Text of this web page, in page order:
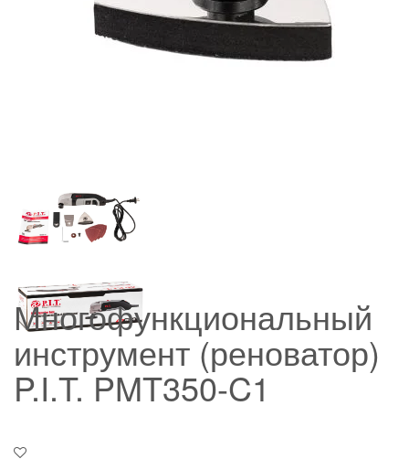
Многофункциональный
инструмент (реноватор)
P.I.T. PMT350-C1